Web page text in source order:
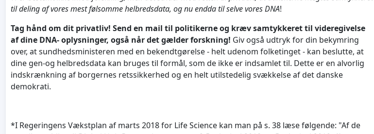
til deling af vores mest følsomme helbredsdata, og nu endda til selve vores DNA!
Tag hånd om dit privatliv! Send en mail til politikerne og kræv samtykkeret til videregivelse
af dine DNA- oplysninger, også når det gælder forskning! Giv også udtryk for din bekymring
over, at sundhedsministeren med en bekendtgørelse - helt udenom folketinget - kan beslutte, at
dine gen-og helbredsdata kan bruges til formål, som de ikke er indsamlet til. Dette er en alvorlig
indskrænkning af borgernes retssikkerhed og en helt utilstedelig svækkelse af det danske
demokrati.
*I Regeringens Vækstplan af marts 2018 for Life Science kan man på s. 38 læse følgende: "Af de